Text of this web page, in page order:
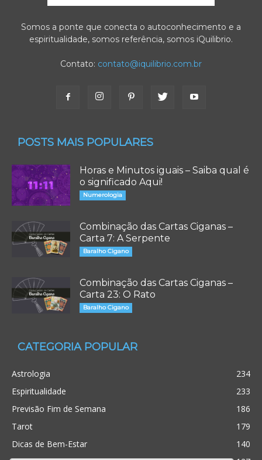
Somos a ponte que conecta o autoconhecimento e a
espiritualidade, somos referência, somos iQuilibrio.
Contato: contato@iquilibrio.com.br
POSTS MAIS POPULARES
Horas e Minutos iguais – Saiba qual é
o significado Aqui!
Numerologia
Combinação das Cartas Ciganas –
Carta 7: A Serpente
Baralho Cigano
Combinação das Cartas Ciganas –
Carta 23: O Rato
Baralho Cigano
CATEGORIA POPULAR
Astrologia
234
Espiritualidade
233
Previsão Fim de Semana
186
Tarot
179
Dicas de Bem-Estar
140